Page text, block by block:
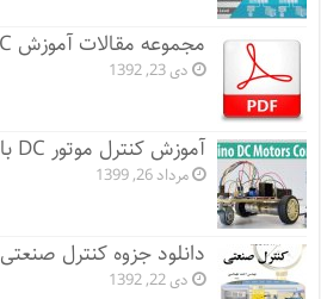
مجموعه مقالات آموزش PLC
دی 23, 1392
آموزش کنترل موتور DC با آردوینو
مرداد 26, 1399
دانلود جزوه کنترل صنعتی
دی 22, 1392